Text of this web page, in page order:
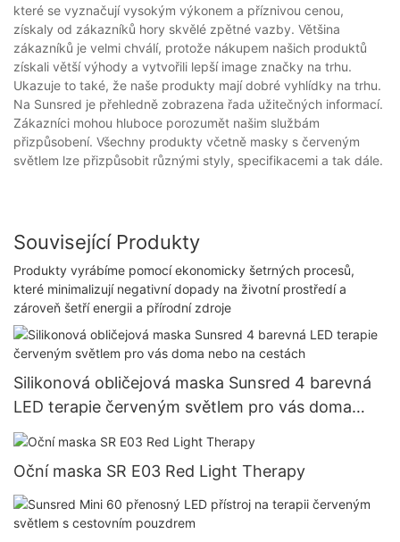
které se vyznačují vysokým výkonem a příznivou cenou,
získaly od zákazníků hory skvělé zpětné vazby. Většina
zákazníků je velmi chválí, protože nákupem našich produktů
získali větší výhody a vytvořili lepší image značky na trhu.
Ukazuje to také, že naše produkty mají dobré vyhlídky na trhu.
Na Sunsred je přehledně zobrazena řada užitečných informací.
Zákazníci mohou hluboce porozumět našim službám
přizpůsobení. Všechny produkty včetně masky s červeným
světlem lze přizpůsobit různými styly, specifikacemi a tak dále.
Související Produkty
Produkty vyrábíme pomocí ekonomicky šetrných procesů,
které minimalizují negativní dopady na životní prostředí a
zároveň šetří energii a přírodní zdroje
Silikonová obličejová maska ​​Sunsred 4 barevná
LED terapie červeným světlem pro vás doma
nebo na cestách
Oční maska ​​SR E03 Red Light Therapy